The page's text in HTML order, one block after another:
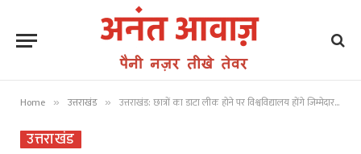
Home » उत्तराखंड » उत्तराखंड: छात्रों का डाटा लीक होने पर विश्वविद्यालय होंगे जिम्मेदार, सरकार ने डीपीडीपी एक्ट के पालन के दिए सख्त निर्देश
उत्तराखंड